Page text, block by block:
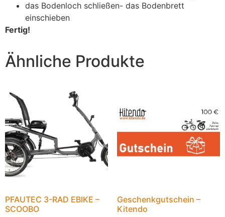
das Bodenloch schließen- das Bodenbrett
einschieben
Fertig!
Ähnliche Produkte
PFAUTEC 3-RAD EBIKE –
SCOOBO
Geschenkgutschein –
Kitendo